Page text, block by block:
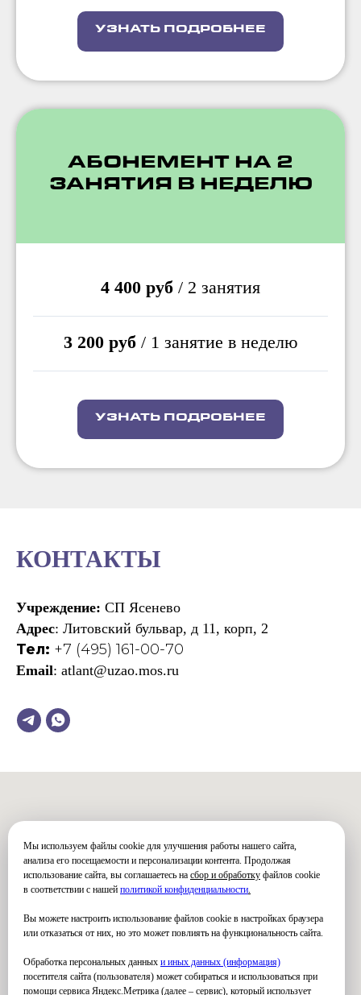
Мы используем файлы cookie для улучшения работы нашего сайта,
анализа его посещаемости и персонализации контента. Продолжая
использование сайта, вы соглашаетесь на сбор и обработку файлов cookie
в соответствии с нашей политикой конфиденциальности.
Вы можете настроить использование файлов cookie в настройках браузера
или отказаться от них, но это может повлиять на функциональность сайта.
Обработка персональных данных и иных данных (информация)
посетителя сайта (пользователя) может собираться и использоваться при
помощи сервиса Яндекс.Метрика (далее – сервис), который использует
УЗНАТЬ ПОДРОБНЕЕ
АБОНЕМЕНТ НА 2
ЗАНЯТИЯ В НЕДЕЛЮ
4 400 руб / 2 занятия
3 200 руб / 1 занятие в неделю
УЗНАТЬ ПОДРОБНЕЕ
КОНТАКТЫ
Учреждение: СП Ясенево
Адрес: Литовский бульвар, д 11, корп, 2
Тел: +7 (495) 161-00-70
Email: atlant@uzao.mos.ru